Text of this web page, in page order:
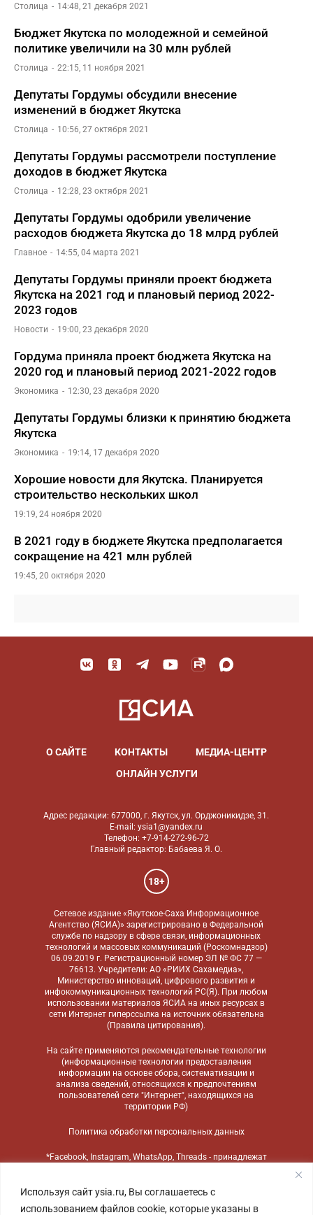
Используя сайт ysia.ru, Вы соглашаетесь с
использованием файлов cookie, которые указаны в
Столица 14:48, 21 декабря 2021
Бюджет Якутска по молодежной и семейной
политике увеличили на 30 млн рублей
Столица 22:15, 11 ноября 2021
Депутаты Гордумы обсудили внесение
изменений в бюджет Якутска
Столица 10:56, 27 октября 2021
Депутаты Гордумы рассмотрели поступление
доходов в бюджет Якутска
Столица 12:28, 23 октября 2021
Депутаты Гордумы одобрили увеличение
расходов бюджета Якутска до 18 млрд рублей
Главное 14:55, 04 марта 2021
Депутаты Гордумы приняли проект бюджета
Якутска на 2021 год и плановый период 2022-
2023 годов
Новости 19:00, 23 декабря 2020
Гордума приняла проект бюджета Якутска на
2020 год и плановый период 2021-2022 годов
Экономика 12:30, 23 декабря 2020
Депутаты Гордумы близки к принятию бюджета
Якутска
Экономика 19:14, 17 декабря 2020
Хорошие новости для Якутска. Планируется
строительство нескольких школ
19:19, 24 ноября 2020
В 2021 году в бюджете Якутска предполагается
сокращение на 421 млн рублей
19:45, 20 октября 2020
О САЙТЕ КОНТАКТЫ
МЕДИА-ЦЕНТР
ОНЛАЙН УСЛУГИ
Адрес редакции: 677000, г. Якутск, ул. Орджоникидзе, 31.
E-mail: ysia1@yandex.ru
Телефон: +7-914-272-96-72
Главный редактор: Бабаева Я. О.
18+
Сетевое издание «Якутское-Саха Информационное
Агентство (ЯСИА)» зарегистрировано в Федеральной
службе по надзору в сфере связи, информационных
технологий и массовых коммуникаций (Роскомнадзор)
06.09.2019 г. Регистрационный номер ЭЛ № ФС 77 —
76613. Учредители: АО «РИИХ Сахамедиа»,
Министерство инноваций, цифрового развития и
инфокоммуникационных технологий РС(Я). При любом
использовании материалов ЯСИА на иных ресурсах в
сети Интернет гиперссылка на источник обязательна
(Правила цитирования).
На сайте применяются рекомендательные технологии
(информационные технологии предоставления
информации на основе сбора, систематизации и
анализа сведений, относящихся к предпочтениям
пользователей сети "Интернет", находящихся на
территории РФ)
Политика обработки персональных данных
*Facebook, Instagram, WhatsApp, Threads - принадлежат